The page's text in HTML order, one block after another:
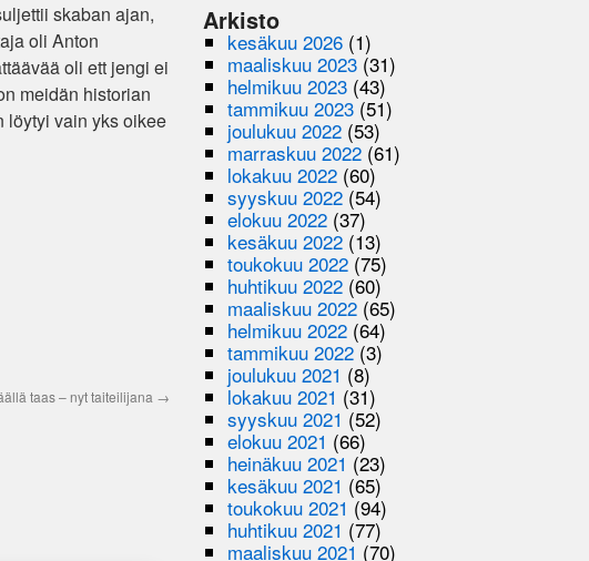
skaban ajan,
oli Anton
oli ett jengi ei
meidän historian
löytyi vain yks oikee
taas – nyt taiteilijana →
Arkisto
kesäkuu 2026 (1)
maaliskuu 2023 (31)
helmikuu 2023 (43)
tammikuu 2023(51)
joulukuu 2022 (53)
marraskuu 2022 (61)
lokakuu 2022 (60)
syyskuu 2022(54)
elokuu 2022 (37)
kesäkuu 2022 (13)
toukokuu 2022(75)
huhtikuu 2022 (60)
maaliskuu 2022 (65)
helmikuu 2022 (64)
tammikuu 2022(3)
joulukuu 2021 (8)
lokakuu 2021 (31)
syyskuu 2021 (52)
elokuu 2021 (66)
heinäkuu 2021 (23)
kesäkuu 2021 (65)
toukokuu 2021 (94)
huhtikuu 2021 (77)
maaliskuu 2021 (70)